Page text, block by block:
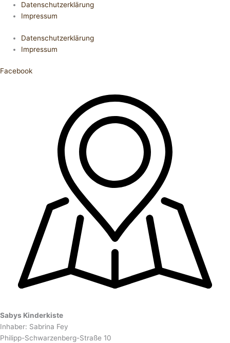
Datenschutzerklärung
Impressum
Datenschutzerklärung
Impressum
Facebook
Sabys Kinderkiste
Inhaber: Sabrina Fey
Philipp-Schwarzenberg-Straße 10